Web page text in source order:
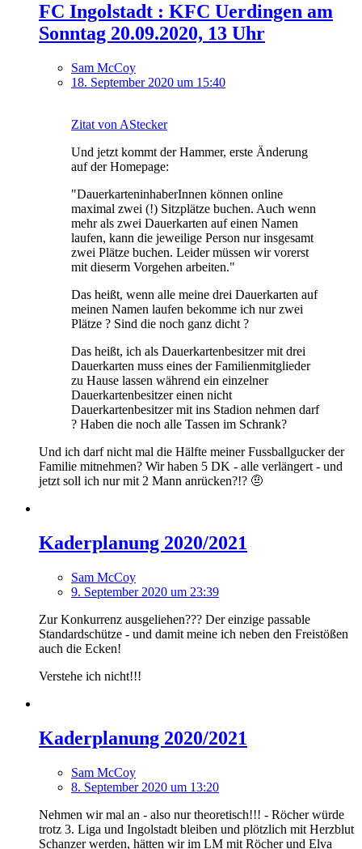
FC Ingolstadt : KFC Uerdingen am
Sonntag 20.09.2020, 13 Uhr
Sam McCoy
18. September 2020 um 15:40
Zitat von AStecker
Und jetzt kommt der Hammer, erste Änderung
auf der Homepage:
"DauerkarteninhaberInnen können online
maximal zwei (!) Sitzplätze buchen. Auch wenn
mehr als zwei Dauerkarten auf einen Namen
laufen, kann die jeweilige Person nur insgesamt
zwei Plätze buchen. Leider müssen wir vorerst
mit dieserm Vorgehen arbeiten."
Das heißt, wenn alle meine drei Dauerkarten auf
meinen Namen laufen bekomme ich nur zwei
Plätze ? Sind die noch ganz dicht ?
Das heißt, ich als Dauerkartenbesitzer mit drei
Dauerkarten muss eines der Familienmitglieder
zu Hause lassen während ein einzelner
Dauerkartenbesitzer einen nicht
Dauerkartenbesitzer mit ins Stadion nehmen darf
? Haben die noch alle Tassen im Schrank?
Und ich darf nicht mal die Hälfte meiner Fussballgucker der
Familie mitnehmen? Wir haben 5 DK - alle verlängert - und
jetzt soll ich nur mit 2 Mann anrücken?!? 🤨
Kaderplanung 2020/2021
Sam McCoy
9. September 2020 um 23:39
Zur Konkurrenz ausgeliehen??? Der einzige passable
Standardschütze - und damit meine ich neben den Freistößen
auch die Ecken!
Verstehe ich nicht!!!
Kaderplanung 2020/2021
Sam McCoy
8. September 2020 um 13:20
Nehmen wir mal an - also nur theoretisch!!! - Röcher würde
trotz 3. Liga und Ingolstadt bleiben und plötzlich mit Herzblut
Schanzer werden, hätten wir im LM mit Röcher und Elva